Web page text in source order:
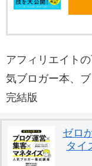
アフィリエイト
気ブロガー本、
完結版
ゼロ
タイ